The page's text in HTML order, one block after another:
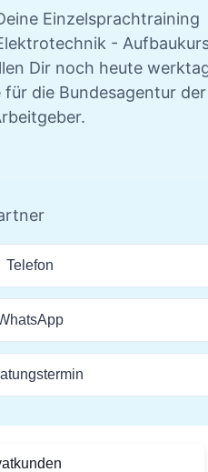
Einzelsprachtraining
-
Dir noch heute
die Bundesagentur der
Telefon